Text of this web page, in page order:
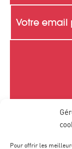
Pour offrir les